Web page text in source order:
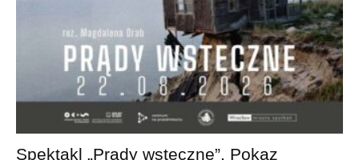
Spektakl „Prądy wsteczne”. Pokaz